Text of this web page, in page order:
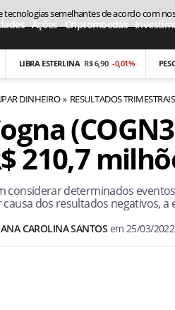
Ações Criptomoedas
ESTERLINA R$ 6,90 -0,01% PESO
DINHEIRO RESULTADOS TRIMESTRAIS
210,7
considerar determinados
causa dos resultados negativos,
ANA CAROLINA SANTOS em 25/03/
tecnologias semelhantes de acordo com